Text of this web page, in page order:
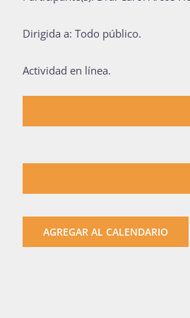
Dirigida a: Todo público.
Actividad en línea.
AGREGAR AL CALENDARIO